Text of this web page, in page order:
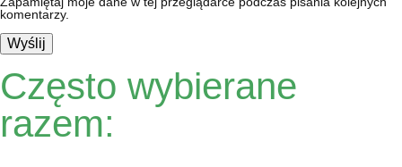
komentarzy.
Często wybierane
razem: